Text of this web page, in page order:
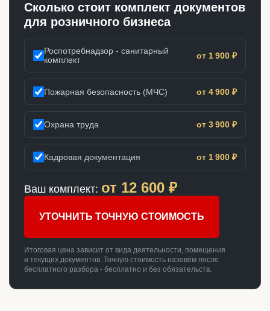
Сколько стоит комплект документов
для розничного бизнеса
Роспотребнадзор - санитарный
комплект
от 1 900 ₽
Пожарная безопасность (МЧС) от 4 900 ₽
Охрана труда от 3 900 ₽
Кадровая документация от 1 900 ₽
Ваш комплект: от 12 600 ₽
УТОЧНИТЬ ТОЧНУЮ СТОИМОСТЬ
Итоговая цена зависит от вида деятельности, помещения
и текущих документов. Точную стоимость назовём после
бесплатного разбора - бесплатно и без обязательств.